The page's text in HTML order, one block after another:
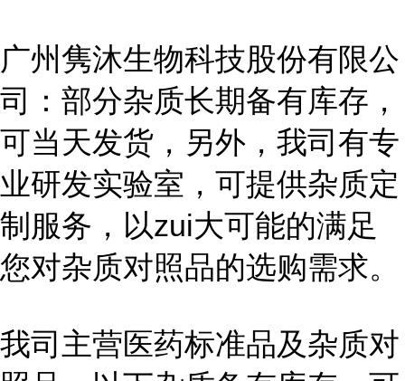
广州隽沐生物科技股份有限公
司：部分杂质长期备有库存，
可当天发货，另外，我司有专
业研发实验室，可提供杂质定
制服务，以zui大可能的满足
您对杂质对照品的选购需求。
我司主营医药标准品及杂质对